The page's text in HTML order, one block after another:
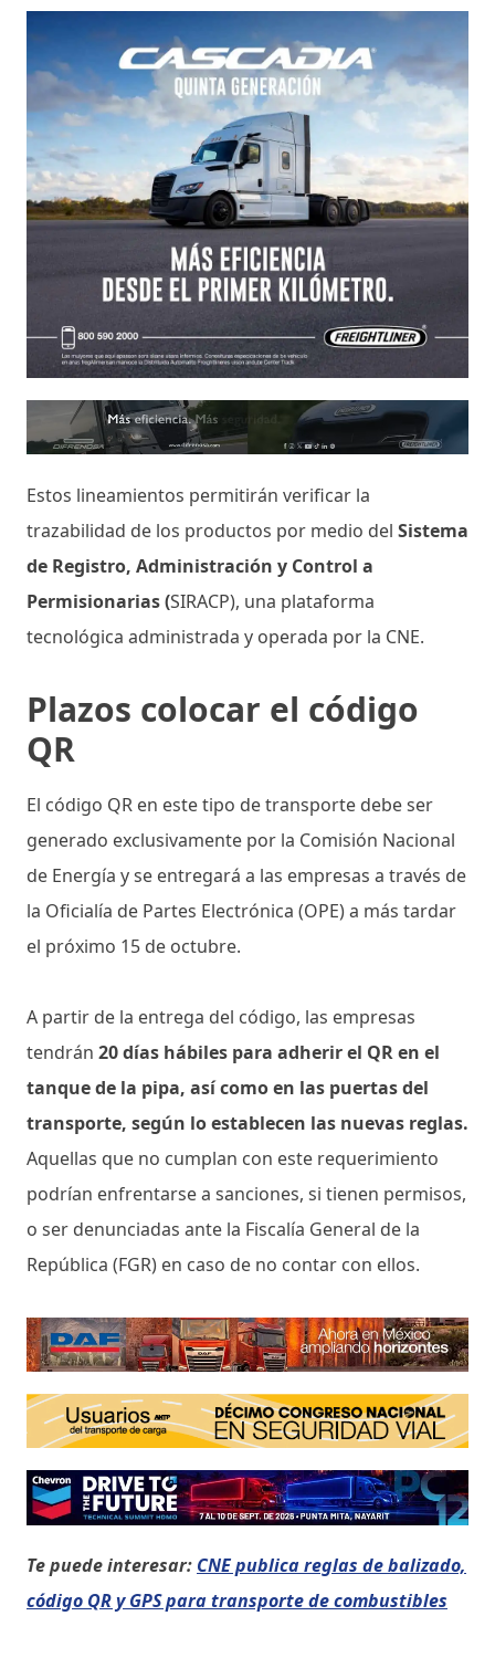
Estos lineamientos permitirán verificar la
trazabilidad de los productos por medio del Sistema
de Registro, Administración y Control a
Permisionarias (SIRACP), una plataforma
tecnológica administrada y operada por la CNE.
Plazos colocar el código
QR
El código QR en este tipo de transporte debe ser
generado exclusivamente por la Comisión Nacional
de Energía y se entregará a las empresas a través de
la Oficialía de Partes Electrónica (OPE) a más tardar
el próximo 15 de octubre.
A partir de la entrega del código, las empresas
tendrán 20 días hábiles para adherir el QR en el
tanque de la pipa, así como en las puertas del
transporte, según lo establecen las nuevas reglas.
Aquellas que no cumplan con este requerimiento
podrían enfrentarse a sanciones, si tienen permisos,
o ser denunciadas ante la Fiscalía General de la
República (FGR) en caso de no contar con ellos.
Te puede interesar: CNE publica reglas de balizado,
código QR y GPS para transporte de combustibles